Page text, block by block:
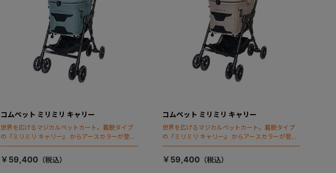
コムペット ミリミリ キャリー
世界を広げるマジカルペットカート。着脱タイプ
の『ミリミリ キャリー』 からアースカラーが登
場！
￥59,400
コムペット ミリミリ キャリー
世界を広げるマジカルペットカート。着脱タイプ
の『ミリミリ キャリー』 からアースカラーが登
場！
￥59,400